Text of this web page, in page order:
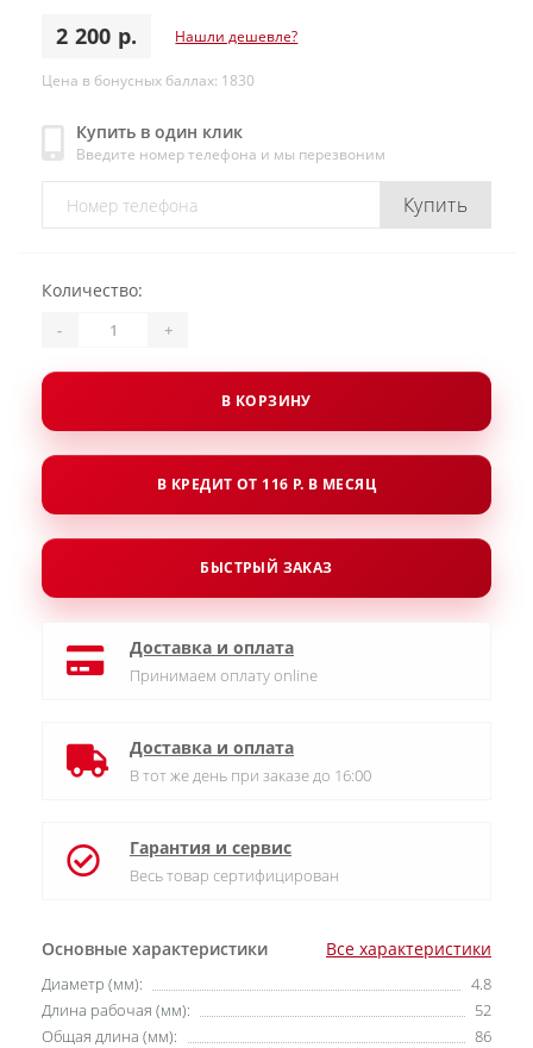
2 200 р. Нашли дешевле?
Цена в бонусных баллах: 1830
Купить в один клик
Введите номер телефона и мы перезвоним
Купить
Основные характеристики Все характеристики
Диаметр (мм):
4.8
Длина рабочая (мм):
52
Общая длина (мм):
86
Количество:
- +
В КОРЗИНУ
В КРЕДИТ ОТ 116 Р. В МЕСЯЦ
БЫСТРЫЙ ЗАКАЗ
Доставка и оплата
Принимаем оплату online
Доставка и оплата
В тот же день при заказе до 16:00
Гарантия и сервис
Весь товар сертифицирован